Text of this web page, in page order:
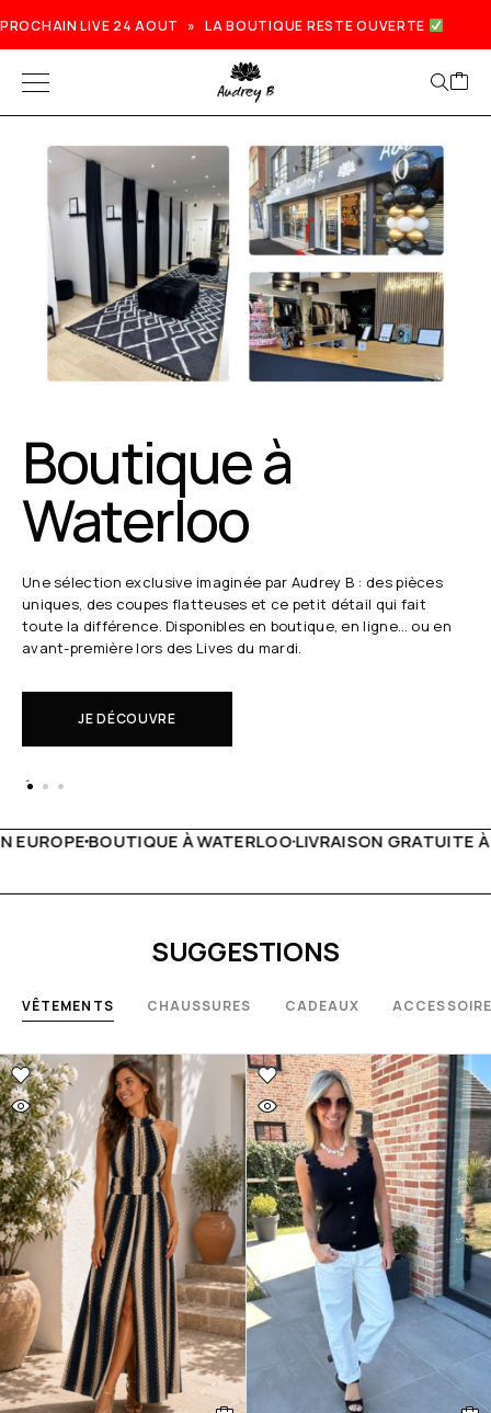
PROCHAIN LIVE 24 AOUT » LA BOUTIQUE RESTE OUVERTE
Boutique à
Waterloo
Une sélection exclusive imaginée par Audrey B : des pièces
uniques, des coupes flatteuses et ce petit détail qui fait
toute la différence. Disponibles en boutique, en ligne… ou en
avant-première lors des Lives du mardi.
JE DÉCOUVRE
LIVRAISON GRATUITE À PARTIR DE 150€LIVE
SUGGESTIONS
VÊTEMENTS CHAUSSURES CADEAUX